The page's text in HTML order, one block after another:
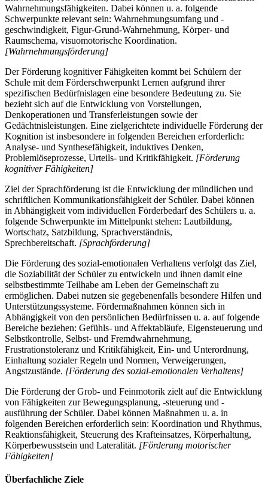
Wahrnehmungsfähigkeiten. Dabei können u. a. folgende
Schwerpunkte relevant sein: Wahrnehmungsumfang und -
geschwindigkeit, Figur-Grund-Wahrnehmung, Körper- und
Raumschema, visuomotorische Koordination.
[Wahrnehmungsförderung]
Der Förderung kognitiver Fähigkeiten kommt bei Schülern der
Schule mit dem Förderschwerpunkt Lernen aufgrund ihrer
spezifischen Bedürfnislagen eine besondere Bedeutung zu. Sie
bezieht sich auf die Entwicklung von Vorstellungen,
Denkoperationen und Transferleistungen sowie der
Gedächtnisleistungen. Eine zielgerichtete individuelle Förderung der
Kognition ist insbesondere in folgenden Bereichen erforderlich:
Analyse- und Synthesefähigkeit, induktives Denken,
Problemlöseprozesse, Urteils- und Kritikfähigkeit. [Förderung
kognitiver Fähigkeiten]
Ziel der Sprachförderung ist die Entwicklung der mündlichen und
schriftlichen Kommunikationsfähigkeit der Schüler. Dabei können
in Abhängigkeit vom individuellen Förderbedarf des Schülers u. a.
folgende Schwerpunkte im Mittelpunkt stehen: Lautbildung,
Wortschatz, Satzbildung, Sprachverständnis,
Sprechbereitschaft. [Sprachförderung]
Die Förderung des sozial-emotionalen Verhaltens verfolgt das Ziel,
die Soziabilität der Schüler zu entwickeln und ihnen damit eine
selbstbestimmte Teilhabe am Leben der Gemeinschaft zu
ermöglichen. Dabei nutzen sie gegebenenfalls besondere Hilfen und
Unterstützungssysteme. Fördermaßnahmen können sich in
Abhängigkeit von den persönlichen Bedürfnissen u. a. auf folgende
Bereiche beziehen: Gefühls- und Affektabläufe, Eigensteuerung und
Selbstkontrolle, Selbst- und Fremdwahrnehmung,
Frustrationstoleranz und Kritikfähigkeit, Ein- und Unterordnung,
Einhaltung sozialer Regeln und Normen, Verweigerungen,
Angstzustände. [Förderung des sozial-emotionalen Verhaltens]
Die Förderung der Grob- und Feinmotorik zielt auf die Entwicklung
von Fähigkeiten zur Bewegungsplanung, -steuerung und -
ausführung der Schüler. Dabei können Maßnahmen u. a. in
folgenden Bereichen erforderlich sein: Koordination und Rhythmus,
Reaktionsfähigkeit, Steuerung des Krafteinsatzes, Körperhaltung,
Körperbewusstsein und Lateralität. [Förderung motorischer
Fähigkeiten]
Überfachliche Ziele